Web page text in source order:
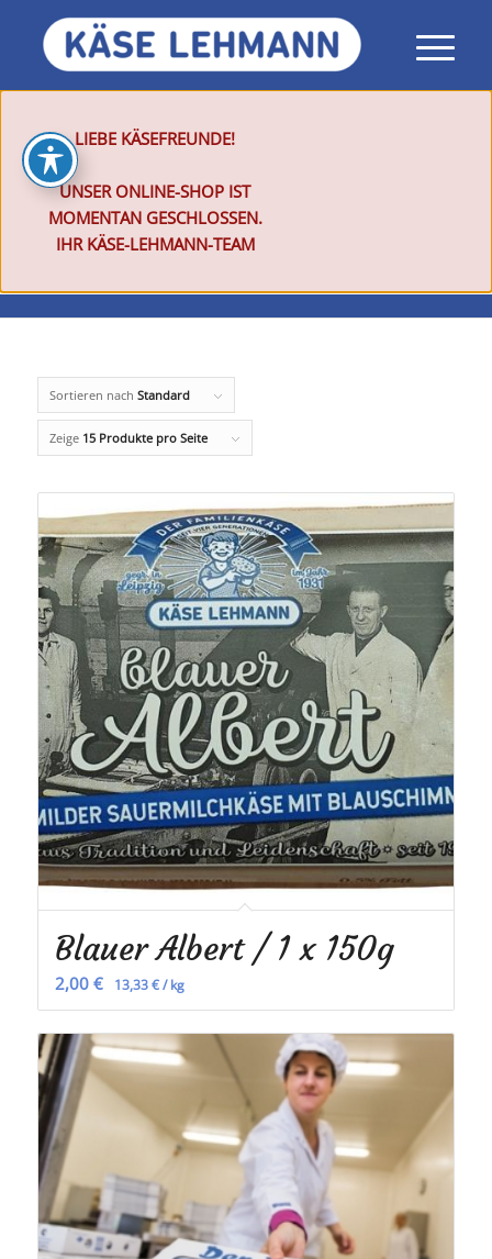
LIEBE KÄSEFREUNDE!
UNSER ONLINE-SHOP IST
MOMENTAN GESCHLOSSEN.
IHR KÄSE-LEHMANN-TEAM
Sortieren nach Standard
Zeige 15 Produkte pro Seite
Blauer Albert / 1 x 150g
2,00 € 13,33€/kg